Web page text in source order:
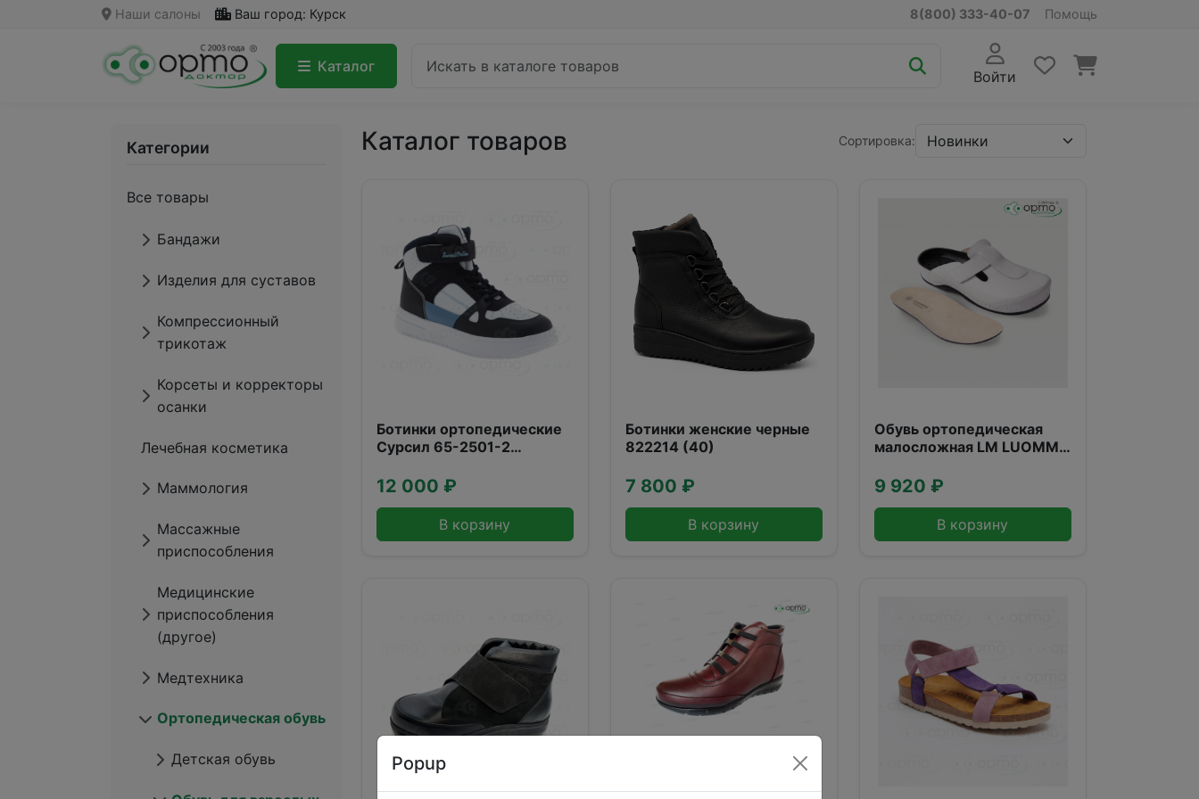
Наши салоны Ваш город: Курск 8(800) 333-40-07 Помощь
Каталог
Войти
Категории
Все товары
Бандажи
Изделия для суставов
Компрессионный
трикотаж
Корсеты и корректоры
осанки
Лечебная косметика
Маммология
Массажные
приспособления
Медицинские
приспособления
(другое)
Медтехника
Ортопедическая обувь
Детская обувь
Каталог товаров Сортировка:
Ботинки ортопедические
Сурсил 65-2501-2
12 000 ₽
В корзину
Ботинки женские черные
822214 (40)
7 800 ₽
В корзину
Обувь ортопедическая
малосложная LM LUOMMA
9 920 ₽
В корзину
женские
Popup